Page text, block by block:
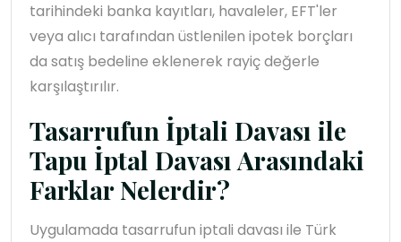
tarihindeki banka kayıtları, havaleler, EFT'ler
veya alıcı tarafından üstlenilen ipotek borçları
da satış bedeline eklenerek rayiç değerle
karşılaştırılır.
Tasarrufun İptali Davası ile
Tapu İptal Davası Arasındaki
Farklar Nelerdir?
Uygulamada tasarrufun iptali davası ile Türk